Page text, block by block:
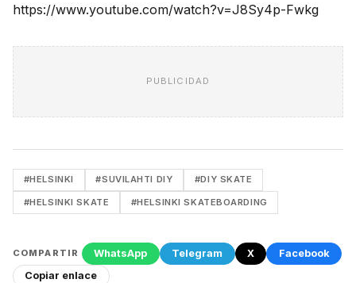
https://www.youtube.com/watch?v=J8Sy4p-Fwkg
PUBLICIDAD
#HELSINKI #SUVILAHTI DIY #DIY SKATE
#HELSINKI SKATE #HELSINKI SKATEBOARDING
COMPARTIR WhatsApp Telegram X
Facebook
Copiar enlace